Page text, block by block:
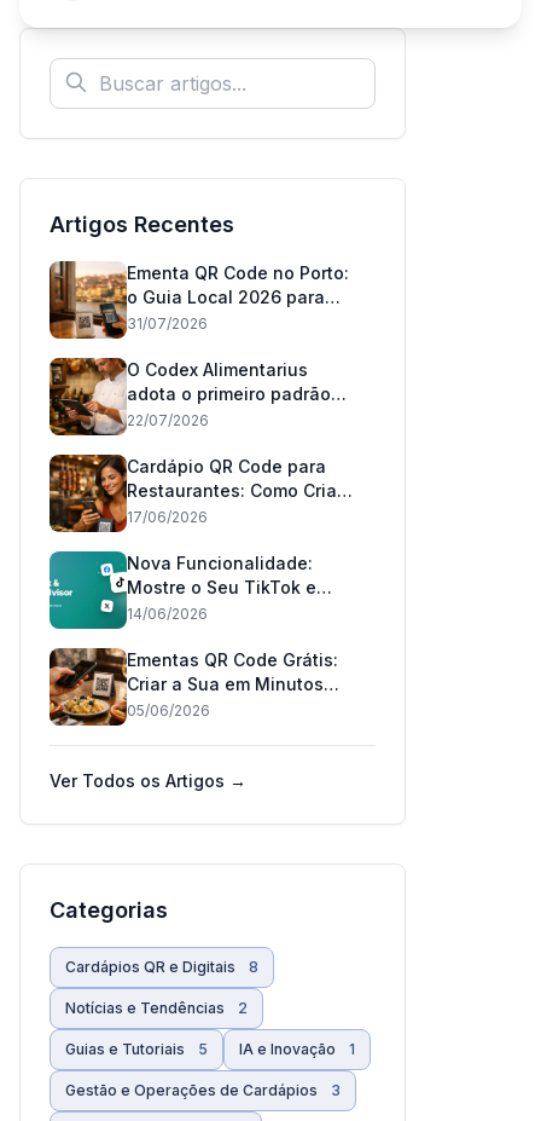
Artigos Recentes
Ementa QR Code no Porto:
o Guia Local 2026 para
Restaurantes
31/07/2026
O Codex Alimentarius
adota o primeiro padrão
mundial 'pode conter': o
restaurantes em Portugal
e no Brasil
22/07/2026
Cardápio QR Code para
Restaurantes: Como Criar
o Seu Grátis em 2026
17/06/2026
Nova Funcionalidade:
Mostre o Seu TikTok e
TripAdvisor no Seu
14/06/2026
Ementas QR Code Grátis:
Criar a Sua em Minutos
(2026)
05/06/2026
Ver Todos os Artigos →
Categorias
Cardápios QR e Digitais 8
Notícias e Tendências 2
Guias e Tutoriais 5 IA e Inovação 1
Gestão e Operações de Cardápios 3